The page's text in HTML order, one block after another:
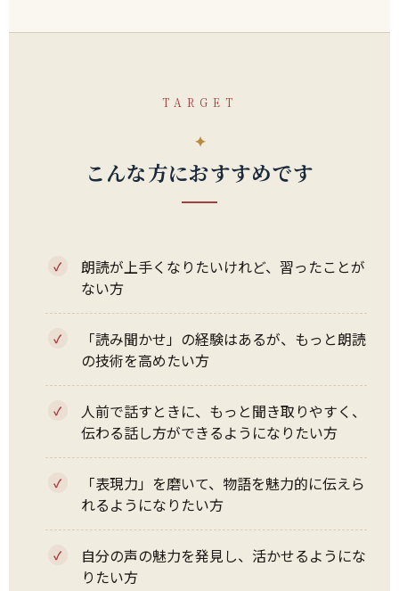
TARGET
こんな方におすすめです
朗読が上手くなりたいけれど、習ったことが
ない方
「読み聞かせ」の経験はあるが、もっと朗読
の技術を高めたい方
人前で話すときに、もっと聞き取りやすく、
伝わる話し方ができるようになりたい方
「表現力」を磨いて、物語を魅力的に伝えら
れるようになりたい方
自分の声の魅力を発見し、活かせるようにな
りたい方